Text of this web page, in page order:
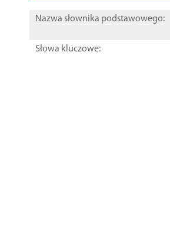
Nazwa słownika podstawowego:
Słowa kluczowe: